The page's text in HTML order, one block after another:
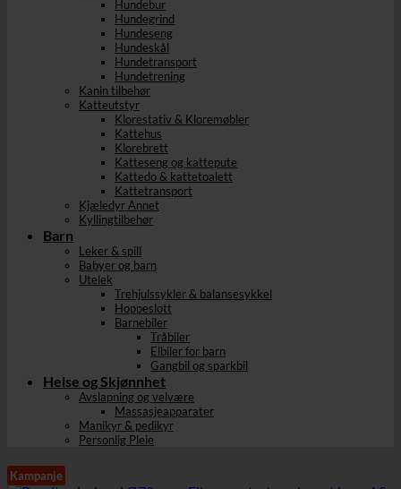
Hundebur
Hundegrind
Hundeseng
Hundeskål
Hundetransport
Hundetrening
Kanin tilbehør
Katteutstyr
Klorestativ & Kloremøbler
Kattehus
Klorebrett
Katteseng og kattepute
Kattedo & kattetoalett
Kattetransport
Kjæledyr Annet
Kyllingtilbehør
Barn
Leker & spill
Babyer og barn
Utelek
Trehjulssykler & balansesykkel
Hoppeslott
Barnebiler
Tråbiler
Elbiler for barn
Gangbil og sparkbil
Helse og Skjønnhet
Avslapning og velvære
Massasjeapparater
Manikyr & pedikyr
Personlig Pleie
Kampanje